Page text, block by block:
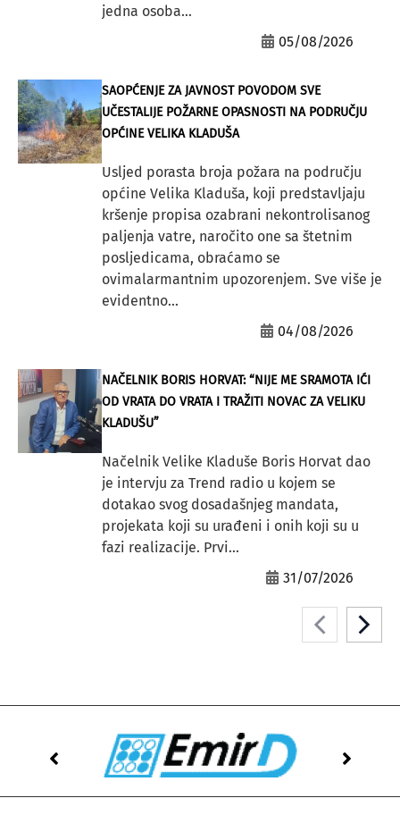
jedna osoba...
05/08/2026
SAOPĆENJE ZA JAVNOST POVODOM SVE
UČESTALIJE POŽARNE OPASNOSTI NA PODRUČJU
OPĆINE VELIKA KLADUŠA
Usljed porasta broja požara na području
općine Velika Kladuša, koji predstavljaju
kršenje propisa ozabrani nekontrolisanog
paljenja vatre, naročito one sa štetnim
posljedicama, obraćamo se
ovimalarmantnim upozorenjem. Sve više je
evidentno...
04/08/2026
NAČELNIK BORIS HORVAT: “NIJE ME SRAMOTA IĆI
OD VRATA DO VRATA I TRAŽITI NOVAC ZA VELIKU
KLADUŠU”
Načelnik Velike Kladuše Boris Horvat dao
je intervju za Trend radio u kojem se
dotakao svog dosadašnjeg mandata,
projekata koji su urađeni i onih koji su u
fazi realizacije. Prvi...
31/07/2026